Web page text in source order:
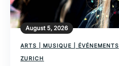
August 5, 2026
ARTS | MUSIQUE | ÉVÉNEMENTS
ZURICH